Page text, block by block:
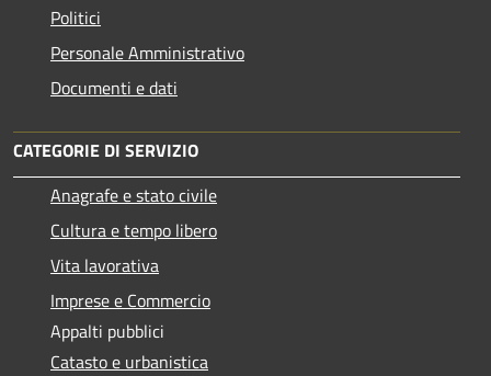
Politici
Personale Amministrativo
Documenti e dati
CATEGORIE DI SERVIZIO
Anagrafe e stato civile
Cultura e tempo libero
Vita lavorativa
Imprese e Commercio
Appalti pubblici
Catasto e urbanistica